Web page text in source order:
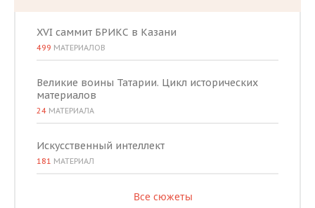
XVI саммит БРИКС в Казани
499 МАТЕРИАЛОВ
Великие воины Татарии. Цикл исторических
материалов
24 МАТЕРИАЛА
Искусственный интеллект
181 МАТЕРИАЛ
Все сюжеты